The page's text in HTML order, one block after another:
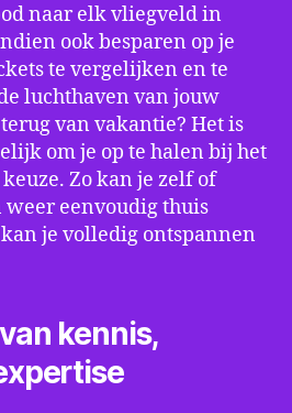
naar elk vliegveld in
ook besparen op je
te vergelijken en te
luchthaven van jouw
van vakantie? Het is
om je op te halen bij het
Zo kan je zelf of
weer eenvoudig thuis
je volledig ontspannen
kennis,